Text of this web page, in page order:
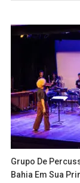
Grupo De
Bahia Em Sua